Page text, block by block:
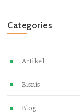
Categories
Artikel
Bisnis
Blog